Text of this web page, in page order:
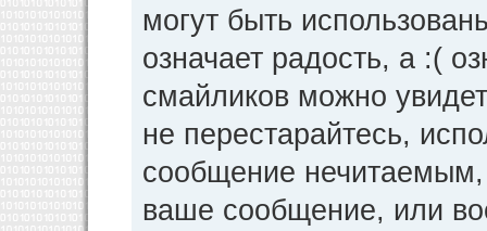
могут быть
означает радость, а :(
смайликов можно
не перестарайтесь,
сообщение нечитаемым,
ваше сообщение, или